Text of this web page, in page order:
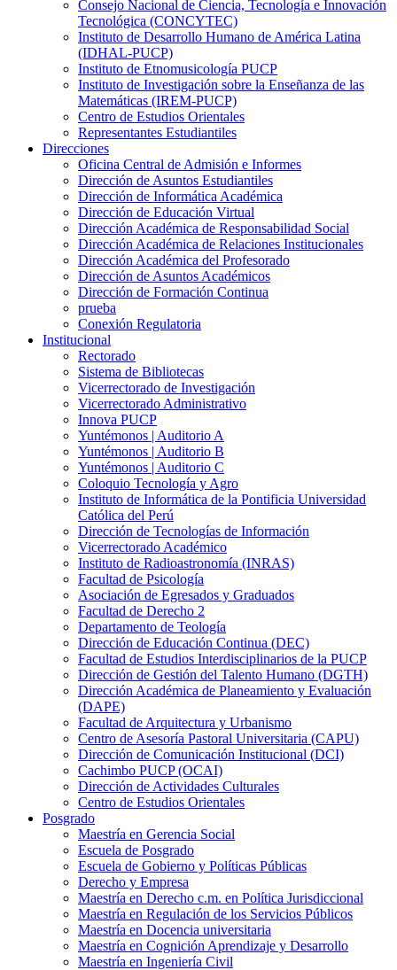
Consejo Nacional de Ciencia, Tecnología e Innovación
Tecnológica (CONCYTEC)
Instituto de Desarrollo Humano de América Latina
(IDHAL-PUCP)
Instituto de Etnomusicología PUCP
Instituto de Investigación sobre la Enseñanza de las
Matemáticas (IREM-PUCP)
Centro de Estudios Orientales
Representantes Estudiantiles
Direcciones
Oficina Central de Admisión e Informes
Dirección de Asuntos Estudiantiles
Dirección de Informática Académica
Dirección de Educación Virtual
Dirección Académica de Responsabilidad Social
Dirección Académica de Relaciones Institucionales
Dirección Académica del Profesorado
Dirección de Asuntos Académicos
Dirección de Formación Continua
prueba
Conexión Regulatoria
Institucional
Rectorado
Sistema de Bibliotecas
Vicerrectorado de Investigación
Vicerrectorado Administrativo
Innova PUCP
Yuntémonos | Auditorio A
Yuntémonos | Auditorio B
Yuntémonos | Auditorio C
Coloquio Tecnología y Agro
Instituto de Informática de la Pontificia Universidad
Católica del Perú
Dirección de Tecnologías de Información
Vicerrectorado Académico
Instituto de Radioastronomía (INRAS)
Facultad de Psicología
Asociación de Egresados y Graduados
Facultad de Derecho 2
Departamento de Teología
Dirección de Educación Continua (DEC)
Facultad de Estudios Interdisciplinarios de la PUCP
Dirección de Gestión del Talento Humano (DGTH)
Dirección Académica de Planeamiento y Evaluación
(DAPE)
Facultad de Arquitectura y Urbanismo
Centro de Asesoría Pastoral Universitaria (CAPU)
Dirección de Comunicación Institucional (DCI)
Cachimbo PUCP (OCAI)
Dirección de Actividades Culturales
Centro de Estudios Orientales
Posgrado
Maestría en Gerencia Social
Escuela de Posgrado
Escuela de Gobierno y Políticas Públicas
Derecho y Empresa
Maestría en Derecho c.m. en Política Jurisdiccional
Maestría en Regulación de los Servicios Públicos
Maestría en Docencia universitaria
Maestría en Cognición Aprendizaje y Desarrollo
Maestría en Ingeniería Civil